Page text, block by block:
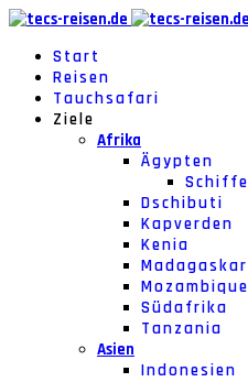
Start
Reisen
Tauchsafari
Ziele
Afrika
Ägypten
Schiffe
Dschibuti
Kapverden
Kenia
Madagaskar
Mozambique
Südafrika
Tanzania
Asien
Indonesien